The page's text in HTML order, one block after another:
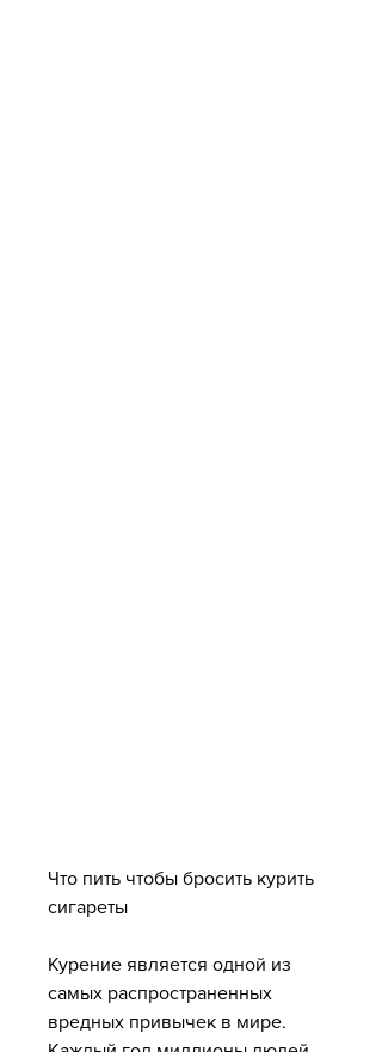
Что пить чтобы бросить курить
сигареты
Курение является одной из
самых распространенных
вредных привычек в мире.